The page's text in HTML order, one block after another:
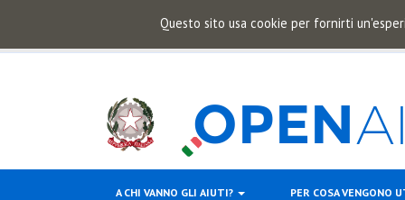
Questo sito usa cookie per fornirti
A CHI VANNO GLI AIUTI? PER COSA VENGONO